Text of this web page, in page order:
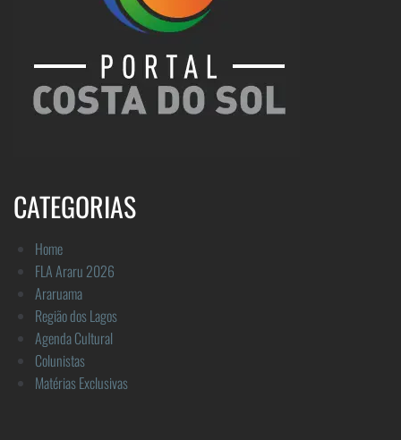
CATEGORIAS
Home
FLA Araru 2026
Araruama
Região dos Lagos
Agenda Cultural
Colunistas
Matérias Exclusivas